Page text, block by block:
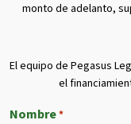
monto de adelanto,
El equipo de Pegasus
el
Nombre*